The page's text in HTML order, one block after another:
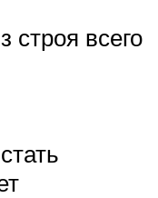
строя всего